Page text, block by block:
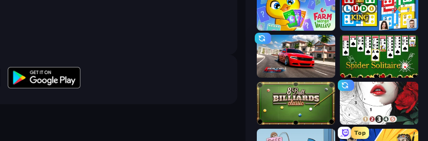
Farm Merge Valley Ludo King
Real Car Driving Spider Solitaire
8 Ball Billiards Classic Numicolor
Top